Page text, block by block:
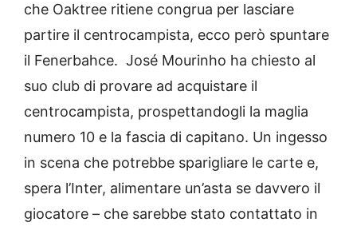
che Oaktree ritiene congrua per lasciare
partire il centrocampista, ecco però spuntare
il Fenerbahce. José Mourinho ha chiesto al
suo club di provare ad acquistare il
centrocampista, prospettandogli la maglia
numero 10 e la fascia di capitano. Un ingesso
in scena che potrebbe sparigliare le carte e,
spera l’Inter, alimentare un’asta se davvero il
giocatore – che sarebbe stato contattato in